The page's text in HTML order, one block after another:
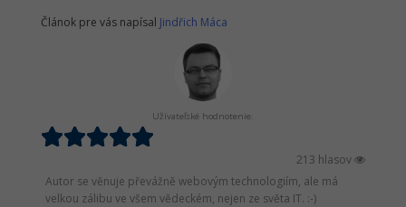
Článok pre vás napísal Jindřich Máca
Užívateľské hodnotenie:
213 hlasov
Autor se věnuje převážně webovým technologiím, ale má
velkou zálibu ve všem vědeckém, nejen ze světa IT. :-)